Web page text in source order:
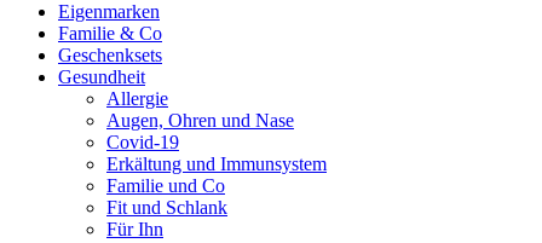
Eigenmarken
Familie & Co
Geschenksets
Gesundheit
Allergie
Augen, Ohren und Nase
Covid-19
Erkältung und Immunsystem
Familie und Co
Fit und Schlank
Für Ihn